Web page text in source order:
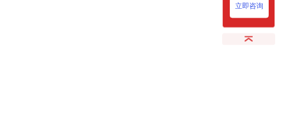
立即咨询